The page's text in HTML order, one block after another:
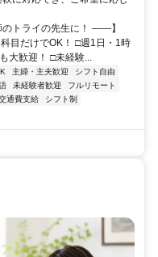
トライの先生に！ ――】
だけでOK！ □週1日・1時
大歓迎！ □未経験...
主婦・主夫歓迎
シフト自由
未経験者歓迎
フルリモート
通費支給
シフト制